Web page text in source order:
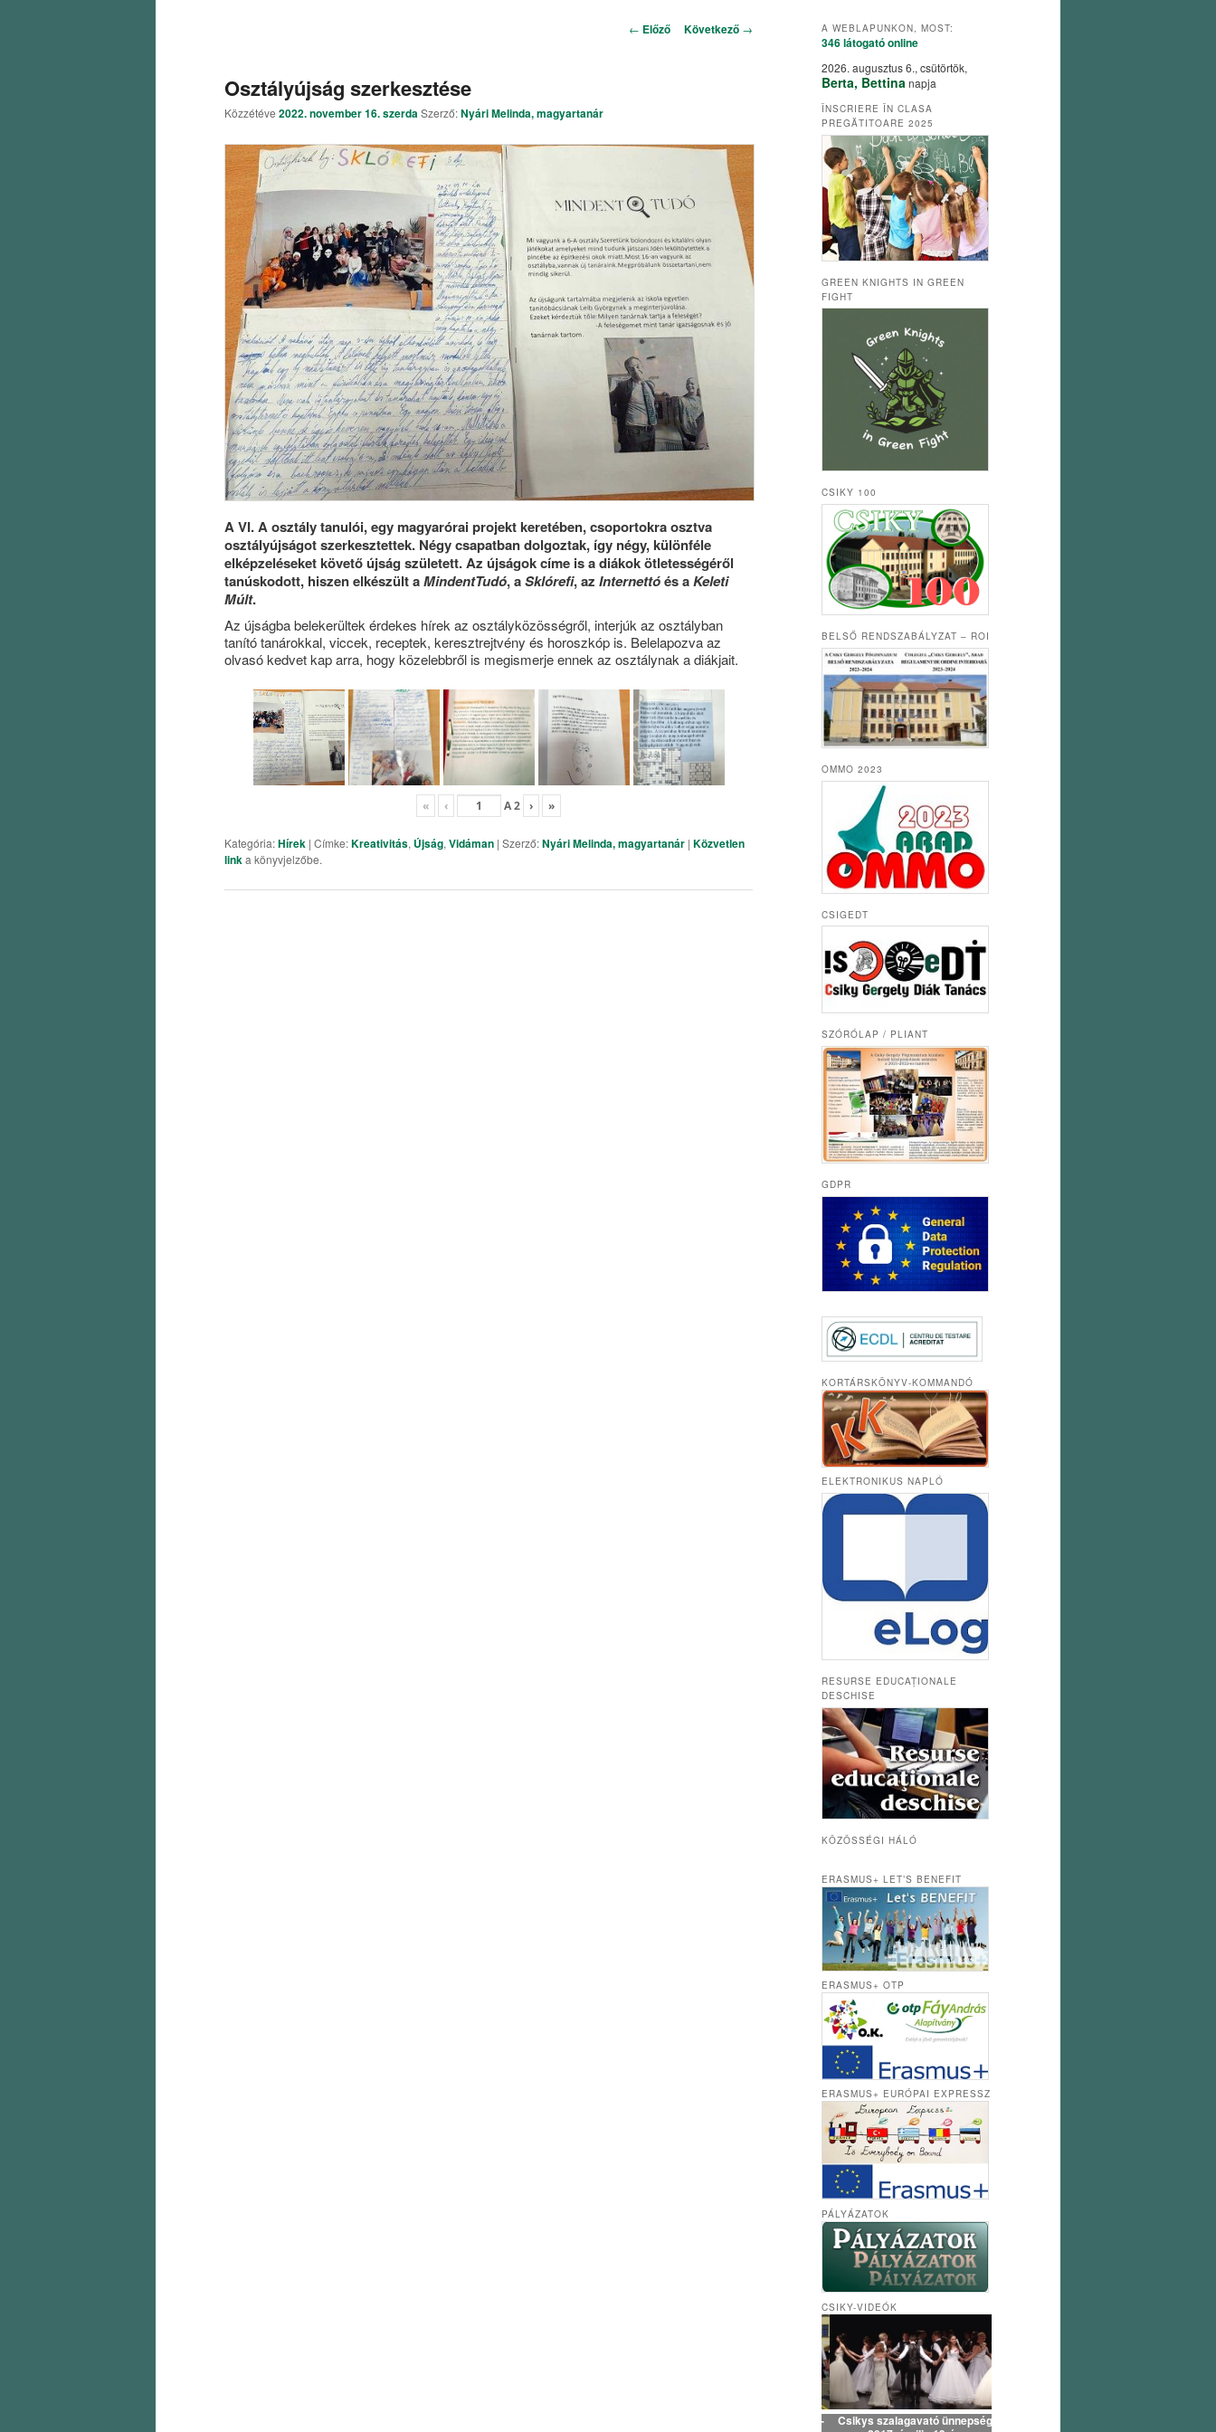
Bejegyzés navigáció
← Előző Következő →
Osztályújság szerkesztése
Közzétéve 2022. november 16. szerdaSzerző:Nyári Melinda, magyartanár
A VI. A osztály tanulói, egy magyarórai projekt keretében, csoportokra osztva
osztályújságot szerkesztettek. Négy csapatban dolgoztak, így négy, különféle
elképzeléseket követő újság született. Az újságok címe is a diákok ötletességéről
tanúskodott, hiszen elkészült aMindentTudó, aSklórefi, az Internettóés aKeleti
Múlt.
Az újságba belekerültek érdekes hírek az osztályközösségről, interjúk az osztályban
tanító tanárokkal, viccek, receptek, keresztrejtvény és horoszkóp is. Belelapozva az
olvasó kedvet kap arra, hogy közelebbről is megismerje ennek az osztálynak a diákjait.
« ‹ A2 › »
Kategória:Hírek | Címke:Kreativitás, Újság, Vidáman | Szerző:Nyári Melinda, magyartanár | Közvetlen
linka könyvjelzőbe.
A WEBLAPUNKON, MOST:
346 látogatóonline
2026. augusztus 6., csütörtök,
Berta, Bettinanapja
ÎNSCRIERE ÎN CLASA
PREGĂTITOARE 2025
GREEN KNIGHTS IN GREEN
FIGHT
CSIKY 100
BELSŐ RENDSZABÁLYZAT – ROI
OMMO 2023
CSIGEDT
SZÓRÓLAP / PLIANT
GDPR
KORTÁRSKÖNYV-KOMMANDÓ
ELEKTRONIKUS NAPLÓ
RESURSE EDUCAȚIONALE
DESCHISE
KÖZÖSSÉGI HÁLÓ
ERASMUS+ LET’S BENEFIT
ERASMUS+ OTP
ERASMUS+ EURÓPAI EXPRESSZ
PÁLYÁZATOK
CSIKY-VIDEÓK
Csikys szalagavató ünnepség